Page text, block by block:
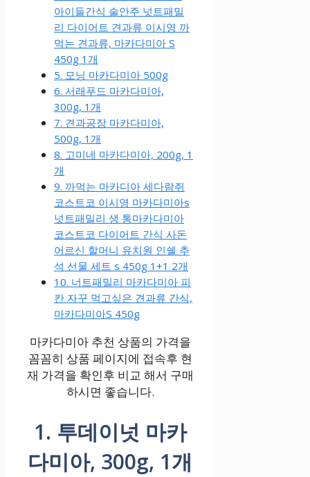
아이들간식 술안주 넛트패밀
리 다이어트 견과류 이시영 까
먹는 견과류, 마카다미아 S
450g 1개
5. 모닝 마카다미아 500g
6. 서래푸드 마카다미아,
300g, 1개
7. 견과공장 마카다미아,
500g, 1개
8. 고미네 마카다미아, 200g, 1
개
9. 까먹는 마카디아 세다람쥐
코스트코 이시영 마카다미아s
넛트패밀리 생 통마카다미아
코스트코 다이어트 간식 사돈
어르신 할머니 유치원 인쉘 추
석 선물 세트 s 450g 1+1 2개
10. 너트패밀리 마카다미아 피
칸 자꾸 먹고싶은 견과류 간식,
마카다미아S 450g
마카다미아 추천 상품의 가격을
꼼꼼히 상품 페이지에 접속후 현
재 가격을 확인후 비교 해서 구매
하시면 좋습니다.
1. 투데이넛 마카
다미아, 300g, 1개